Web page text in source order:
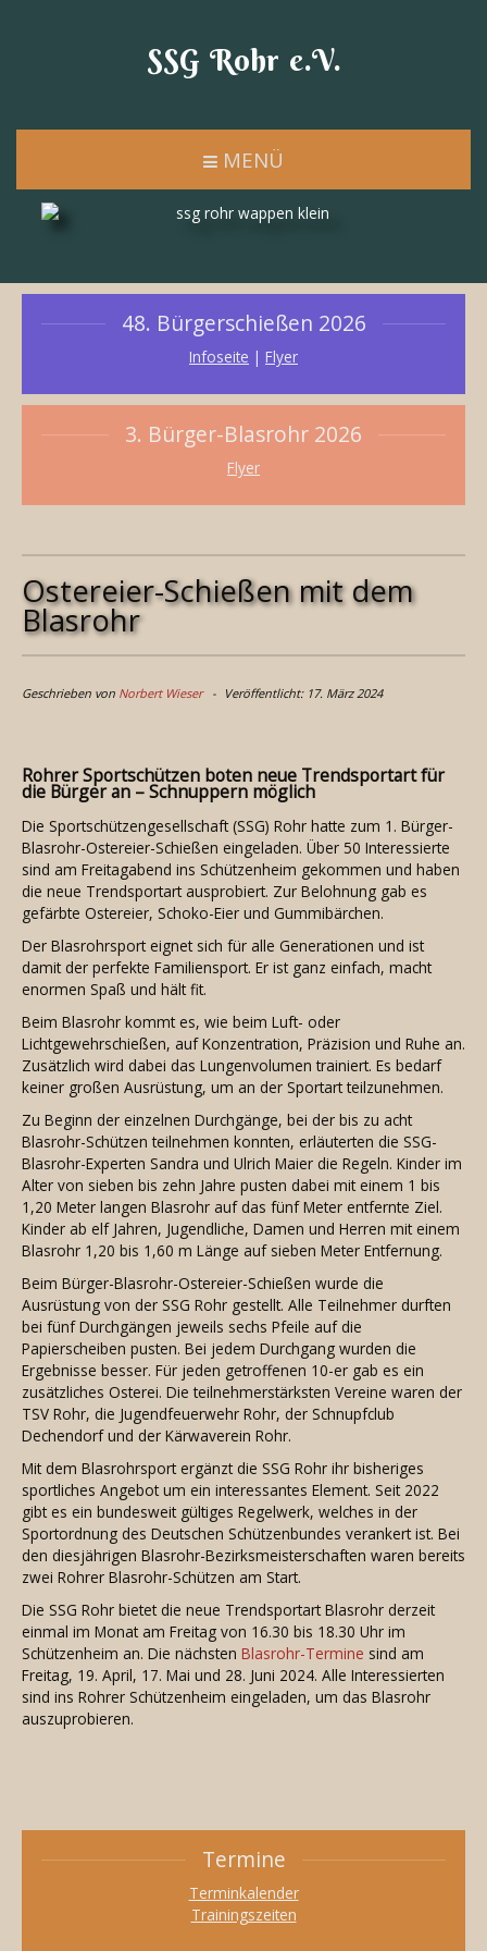
SSG Rohr e.V.
MENÜ
48. Bürgerschießen 2026
Infoseite | Flyer
3. Bürger-Blasrohr 2026
Flyer
Ostereier-Schießen mit dem
Blasrohr
Geschrieben von Norbert Wieser Veröffentlicht: 17. März 2024
Rohrer Sportschützen boten neue Trendsportart für
die Bürger an – Schnuppern möglich
Die Sportschützengesellschaft (SSG) Rohr hatte zum 1. Bürger-
Blasrohr-Ostereier-Schießen eingeladen. Über 50 Interessierte
sind am Freitagabend ins Schützenheim gekommen und haben
die neue Trendsportart ausprobiert. Zur Belohnung gab es
gefärbte Ostereier, Schoko-Eier und Gummibärchen.
Der Blasrohrsport eignet sich für alle Generationen und ist
damit der perfekte Familiensport. Er ist ganz einfach, macht
enormen Spaß und hält fit.
Beim Blasrohr kommt es, wie beim Luft- oder
Lichtgewehrschießen, auf Konzentration, Präzision und Ruhe an.
Zusätzlich wird dabei das Lungenvolumen trainiert. Es bedarf
keiner großen Ausrüstung, um an der Sportart teilzunehmen.
Zu Beginn der einzelnen Durchgänge, bei der bis zu acht
Blasrohr-Schützen teilnehmen konnten, erläuterten die SSG-
Blasrohr-Experten Sandra und Ulrich Maier die Regeln. Kinder im
Alter von sieben bis zehn Jahre pusten dabei mit einem 1 bis
1,20 Meter langen Blasrohr auf das fünf Meter entfernte Ziel.
Kinder ab elf Jahren, Jugendliche, Damen und Herren mit einem
Blasrohr 1,20 bis 1,60 m Länge auf sieben Meter Entfernung.
Beim Bürger-Blasrohr-Ostereier-Schießen wurde die
Ausrüstung von der SSG Rohr gestellt. Alle Teilnehmer durften
bei fünf Durchgängen jeweils sechs Pfeile auf die
Papierscheiben pusten. Bei jedem Durchgang wurden die
Ergebnisse besser. Für jeden getroffenen 10-er gab es ein
zusätzliches Osterei. Die teilnehmerstärksten Vereine waren der
TSV Rohr, die Jugendfeuerwehr Rohr, der Schnupfclub
Dechendorf und der Kärwaverein Rohr.
Mit dem Blasrohrsport ergänzt die SSG Rohr ihr bisheriges
sportliches Angebot um ein interessantes Element. Seit 2022
gibt es ein bundesweit gültiges Regelwerk, welches in der
Sportordnung des Deutschen Schützenbundes verankert ist. Bei
den diesjährigen Blasrohr-Bezirksmeisterschaften waren bereits
zwei Rohrer Blasrohr-Schützen am Start.
Die SSG Rohr bietet die neue Trendsportart Blasrohr derzeit
einmal im Monat am Freitag von 16.30 bis 18.30 Uhr im
Schützenheim an. Die nächsten Blasrohr-Termine sind am
Freitag, 19. April, 17. Mai und 28. Juni 2024. Alle Interessierten
sind ins Rohrer Schützenheim eingeladen, um das Blasrohr
auszuprobieren.
Termine
Terminkalender
Trainingszeiten